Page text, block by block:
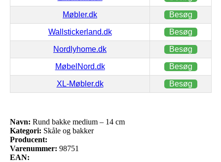
Møbler.dk Besøg
Wallstickerland.dk Besøg
Nordlyhome.dk Besøg
MøbelNord.dk Besøg
XL-Møbler.dk Besøg
Navn: Rund bakke medium – 14 cm
Kategori: Skåle og bakker
Producent:
Varenummer: 98751
EAN: